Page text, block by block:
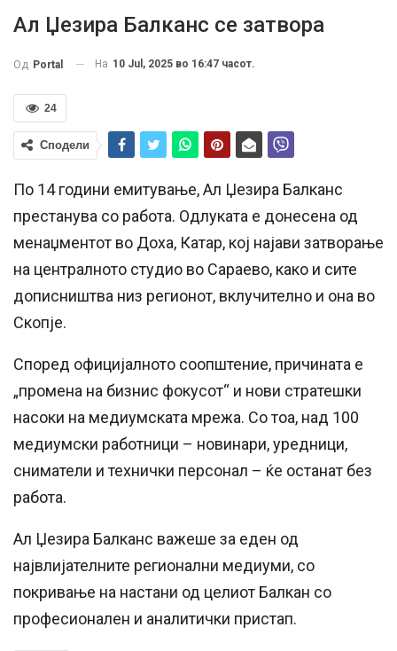
Ал Џезира Балканс се затвора
Од Portal На 10 Jul, 2025 во 16:47 часот.
24
Сподели
По 14 години емитување, Ал Џезира Балканс
престанува со работа. Одлуката е донесена од
менаџментот во Доха, Катар, кој најави затворање
на централното студио во Сараево, како и сите
дописништва низ регионот, вклучително и она во
Скопје.
Според официјалното соопштение, причината е
„промена на бизнис фокусот“ и нови стратешки
насоки на медиумската мрежа. Со тоа, над 100
медиумски работници – новинари, уредници,
сниматели и технички персонал – ќе останат без
работа.
Ал Џезира Балканс важеше за еден од
највлијателните регионални медиуми, со
покривање на настани од целиот Балкан со
професионален и аналитички пристап.